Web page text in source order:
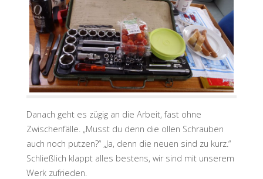
Danach geht es zügig an die Arbeit, fast ohne
Zwischenfälle. „Musst du denn die ollen Schrauben
auch noch putzen?“ „Ja, denn die neuen sind zu kurz.“
Schließlich klappt alles bestens, wir sind mit unserem
Werk zufrieden.